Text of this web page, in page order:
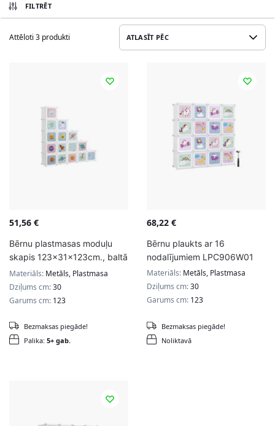
FILTRĒT
Attēloti 3 produkti
51,56 €
Bērnu plastmasas moduļu
skapis 123x31x123cm., baltā
krāsā
Materiāls: Metāls, Plastmasa
Dziļums cm:30
Garums cm: 123
Palika: 5+ gab.
Bezmaksas piegāde!
68,22 €
Bērnu plaukts ar 16
nodalījumiem LPC906W01
Materiāls: Metāls, Plastmasa
Dziļums cm:30
Garums cm: 123
Noliktavā
Bezmaksas piegāde!